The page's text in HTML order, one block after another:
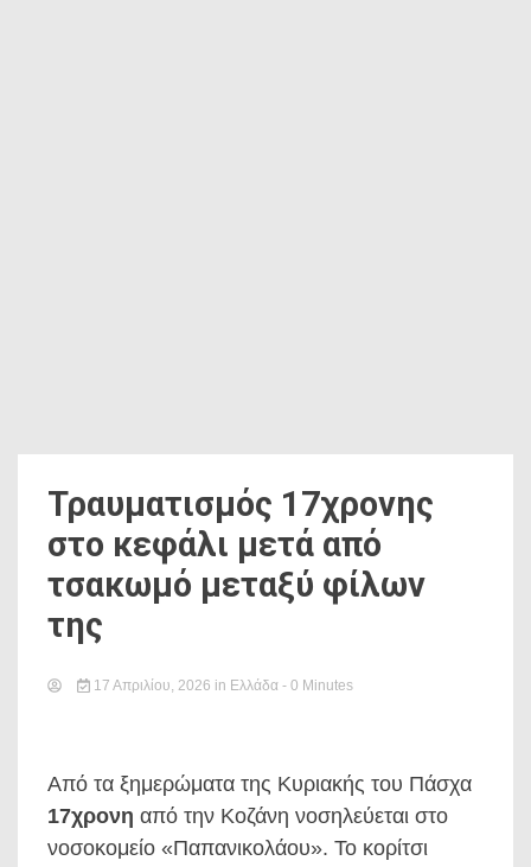
Τραυματισμός 17χρονης
στο κεφάλι μετά από
τσακωμό μεταξύ φίλων
της
17 Απριλίου, 2026 in Ελλάδα - 0 Minutes
Από τα ξημερώματα της Κυριακής του Πάσχα
17χρονη από την Κοζάνη νοσηλεύεται στο
νοσοκομείο «Παπανικολάου». Το κορίτσι